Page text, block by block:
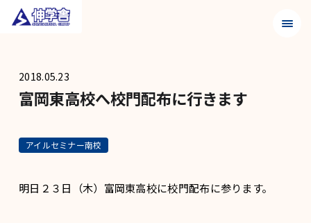
メニ
2018.05.23
富岡東高校へ校門配布に行きます
アイルセミナー南校
明日２３日（木）富岡東高校に校門配布に参ります。